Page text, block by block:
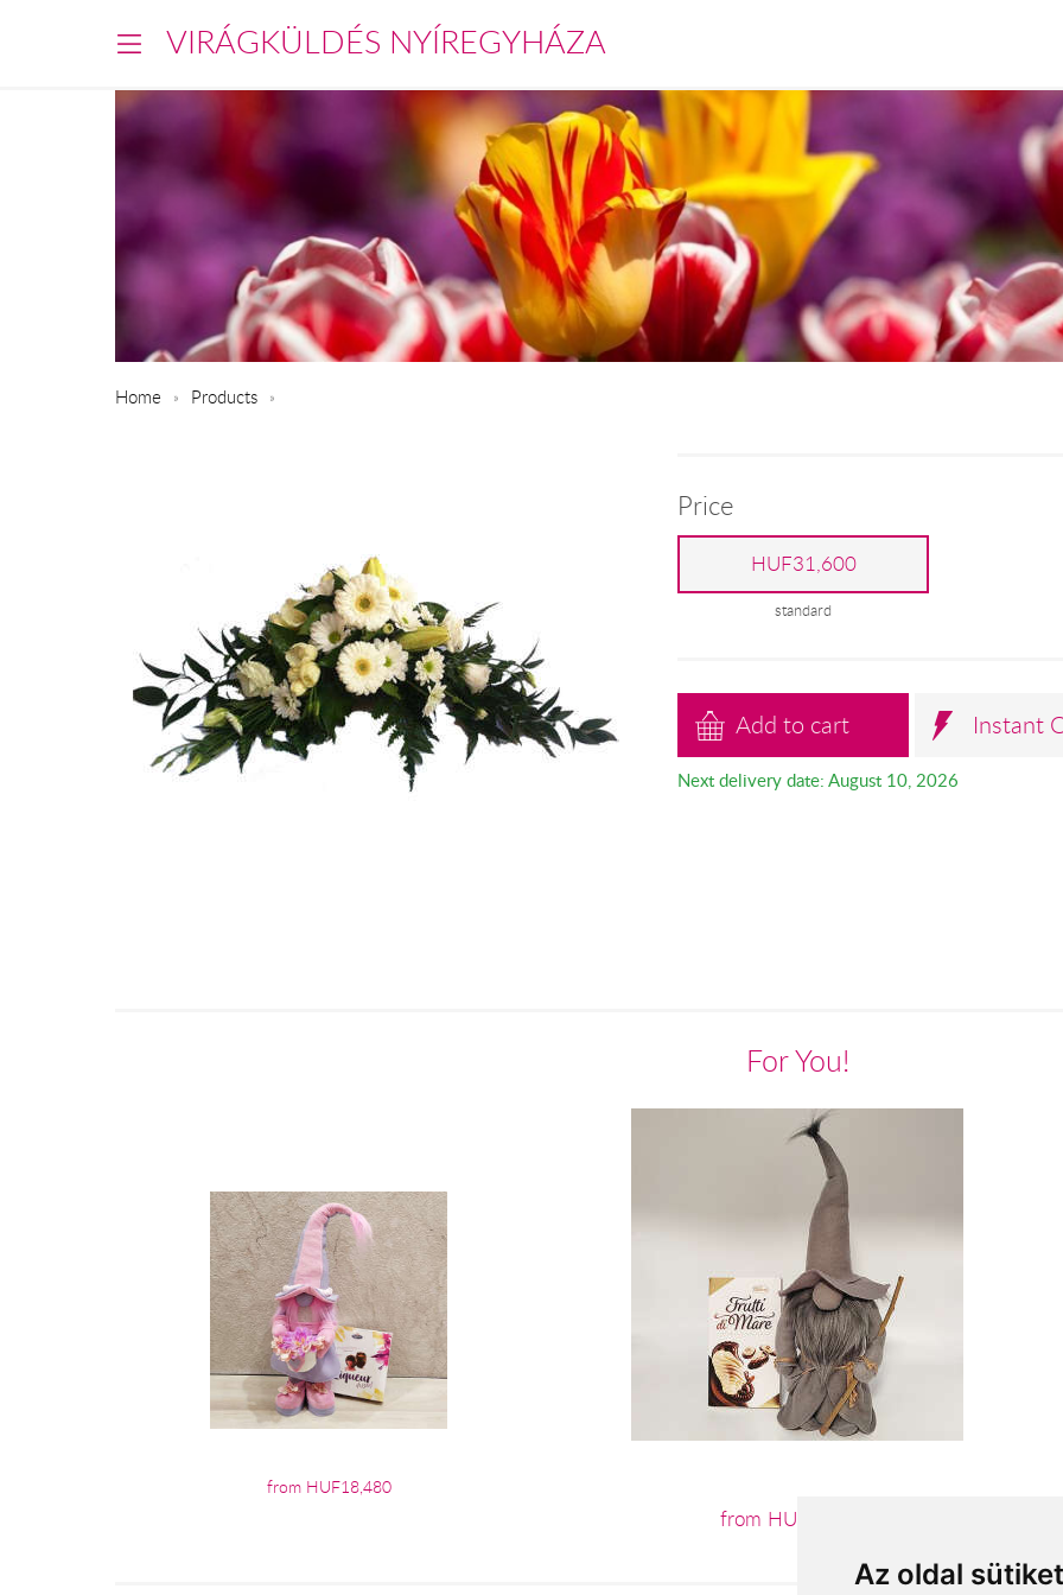
Az oldal
VIRÁGKÜLDÉS NYÍREGYHÁZA
Home Products
Price
HUF31,600
standard
Add to cart Instant
Next delivery date: August 10, 2026
For You!
from HUF18,480
from HUF15,120